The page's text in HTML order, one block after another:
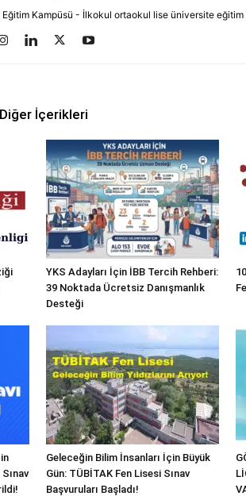
Kampüsü - İlkokul ortaokul lise üniversite
Diğer İçerikleri
YKS Adayları İçin İBB Tercih Rehberi:
39 Noktada Ücretsiz Danışmanlık
Desteği
Geleceğin Bilim İnsanları İçin Büyük
Gün: TÜBİTAK Fen Lisesi Sınav
Başvuruları Başladı!